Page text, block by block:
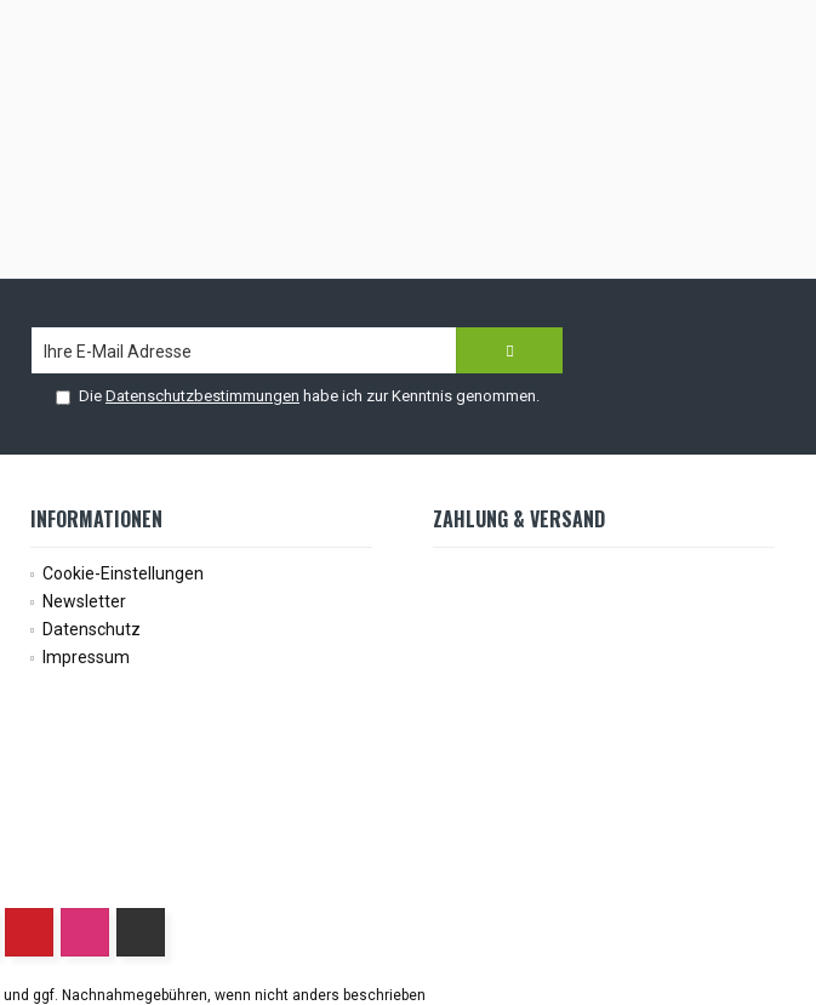
Die Datenschutzbestimmungen habe ich zur Kenntnis genommen.
INFORMATIONEN
Cookie-Einstellungen
Newsletter
Datenschutz
Impressum
ZAHLUNG & VERSAND
und ggf. Nachnahmegebühren, wenn nicht anders beschrieben